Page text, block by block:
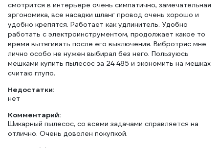
смотрится в интерьере очень симпатично, замечательная
эргономика, все насадки шланг провод очень хорошо и
удобно крепятся. Работает как удлинитель. Удобно
работать с электроинструментом, продолжает какое то
время вытягивать после его выключения. Вибротряс мне
лично особо не нужен выбирал без него. Пользуюсь
мешками купить пылесос за 24 485 и экономить на мешках
считаю глупо.
Недостатки:
нет
Комментарий:
Шикарный пылесос, со всеми задачами справляется на
отлично. Очень доволен покупкой.